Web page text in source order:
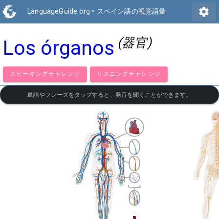
LanguageGuide.org • スペイン語の視覚語彙 settings
Los órganos (器官)
スピーキングチャレンジ リスニングチャレンジ
単語やフレーズをタップすると、発音を聞くことができます。